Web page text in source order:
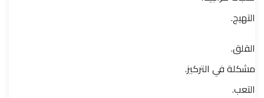
التهيج.
القلق.
مشكلة في التركيز.
التعب.